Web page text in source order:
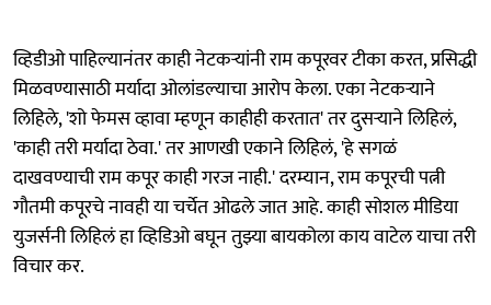
व्हिडीओ पाहिल्यानंतर काही नेटकऱ्यांनी राम कपूरवर टीका करत, प्रसिद्धी
मिळवण्यासाठी मर्यादा ओलांडल्याचा आरोप केला. एका नेटकऱ्याने
लिहिले, 'शो फेमस व्हावा म्हणून काहीही करतात' तर दुसऱ्याने लिहिलं,
'काही तरी मर्यादा ठेवा.' तर आणखी एकाने लिहिलं, 'हे सगळं
दाखवण्याची राम कपूर काही गरज नाही.' दरम्यान, राम कपूरची पत्नी
गौतमी कपूरचे नावही या चर्चेत ओढले जात आहे. काही सोशल मीडिया
युजर्सनी लिहिलं हा व्हिडिओ बघून तुझ्या बायकोला काय वाटेल याचा तरी
विचार कर.